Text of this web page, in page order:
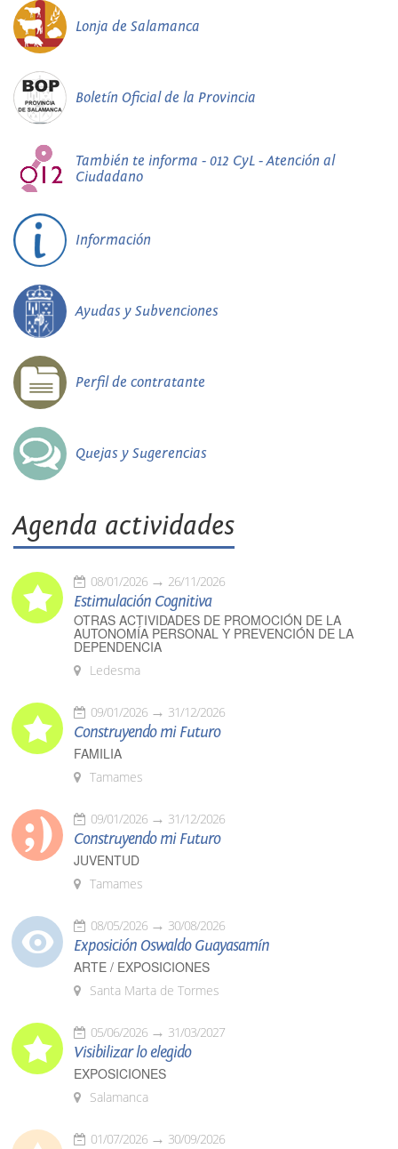
Lonja de Salamanca
Boletín Oficial de la Provincia
También te informa - 012 CyL - Atención al
Ciudadano
Información
Ayudas y Subvenciones
Perfil de contratante
Quejas y Sugerencias
Agenda actividades
08/01/2026 26/11/2026
Estimulación Cognitiva
OTRAS ACTIVIDADES DE PROMOCIÓN DE LA
AUTONOMÍA PERSONAL Y PREVENCIÓN DE LA
DEPENDENCIA
Ledesma
09/01/2026 31/12/2026
Construyendo mi Futuro
FAMILIA
Tamames
09/01/2026 31/12/2026
Construyendo mi Futuro
JUVENTUD
Tamames
08/05/2026 30/08/2026
Exposición Oswaldo Guayasamín
ARTE / EXPOSICIONES
Santa Marta de Tormes
05/06/2026 31/03/2027
Visibilizar lo elegido
EXPOSICIONES
Salamanca
01/07/2026 30/09/2026